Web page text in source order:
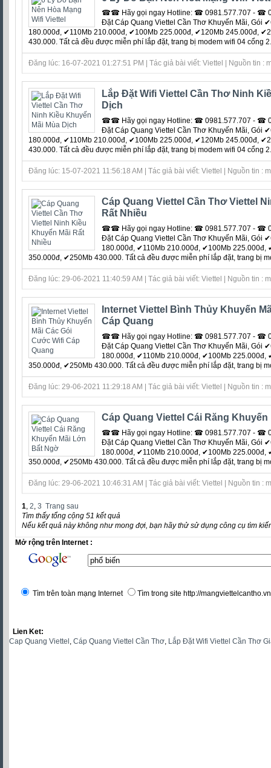
☎☎ Hãy gọi ngay Hotline: ☎ 0981.577.707 - ☎
Đặt Cáp Quang Viettel Cần Thơ Khuyến Mãi, Gói
180.000đ, ✔110Mb 210.000đ, ✔100Mb 225.000đ, ✔120Mb 245.000đ,
430.000. Tất cả đều được miễn phí lắp đặt, trang bị modem wifi 04 cổng
Đăng lúc: 16-07-2021 01:27:51 PM | Tác giả bài viết: Viettel | Nguồn tin :
Lắp Đặt Wifi Viettel Cần Thơ Ninh
Dịch
☎☎ Hãy gọi ngay Hotline: ☎ 0981.577.707 - ☎
Đặt Cáp Quang Viettel Cần Thơ Khuyến Mãi, Gói
180.000đ, ✔110Mb 210.000đ, ✔100Mb 225.000đ, ✔120Mb 245.000đ,
430.000. Tất cả đều được miễn phí lắp đặt, trang bị modem wifi 04 cổng
Đăng lúc: 15-07-2021 11:56:18 AM | Tác giả bài viết: Viettel | Nguồn tin :
Cáp Quang Viettel Cần Thơ Viettel
Rất Nhiều
☎☎ Hãy gọi ngay Hotline: ☎ 0981.577.707 - ☎
Đặt Cáp Quang Viettel Cần Thơ Khuyến Mãi, Gói
180.000đ, ✔110Mb 210.000đ, ✔100Mb 225.000đ,
350.000đ, ✔250Mb 430.000. Tất cả đều được miễn phí lắp đặt, trang bị
Đăng lúc: 29-06-2021 11:40:59 AM | Tác giả bài viết: Viettel | Nguồn tin :
Internet Viettel Bình Thủy Khuyến
Cáp Quang
☎☎ Hãy gọi ngay Hotline: ☎ 0981.577.707 - ☎
Đặt Cáp Quang Viettel Cần Thơ Khuyến Mãi, Gói
180.000đ, ✔110Mb 210.000đ, ✔100Mb 225.000đ,
350.000đ, ✔250Mb 430.000. Tất cả đều được miễn phí lắp đặt, trang bị
Đăng lúc: 29-06-2021 11:29:18 AM | Tác giả bài viết: Viettel | Nguồn tin :
Cáp Quang Viettel Cái Răng
☎☎ Hãy gọi ngay Hotline: ☎ 0981.577.707 - ☎
Đặt Cáp Quang Viettel Cần Thơ Khuyến Mãi, Gói
180.000đ, ✔110Mb 210.000đ, ✔100Mb 225.000đ,
350.000đ, ✔250Mb 430.000. Tất cả đều được miễn phí lắp đặt, trang bị
Đăng lúc: 29-06-2021 10:46:31 AM | Tác giả bài viết: Viettel | Nguồn tin :
1 2 3 Trang sau
Tìm thấy tổng cộng 51 kết quả
Nếu kết quả này không như mong đợi, bạn hãy thử sử dụng công cụ tìm
Mở rộng trên Internet :
Tìm trên toàn mạng Internet Tìm trong site http://mangviettelcantho.vn
Lien Ket:
Cap Quang Viettel , Cáp Quang Viettel Cần Thơ, Lắp Đặt Wifi Viettel Cần Thơ